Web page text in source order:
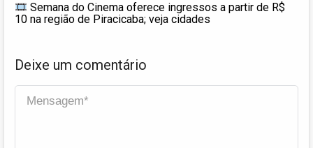
Semana do Cinema oferece ingressos a partir de R$
10 na região de Piracicaba; veja cidades
Deixe um comentário